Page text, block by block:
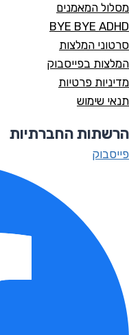
מסלול המאמנים
BYE BYE ADHD
סרטוני המלצות
המלצות בפייסבוק
מדיניות פרטיות
תנאי שימוש
הרשתות החברתיות
פייסבוק